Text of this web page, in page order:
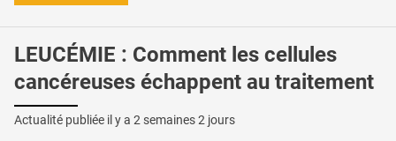
LEUCÉMIE : Comment les cellules
cancéreuses échappent au traitement
Actualité publiée il y a 2 semaines 2 jours